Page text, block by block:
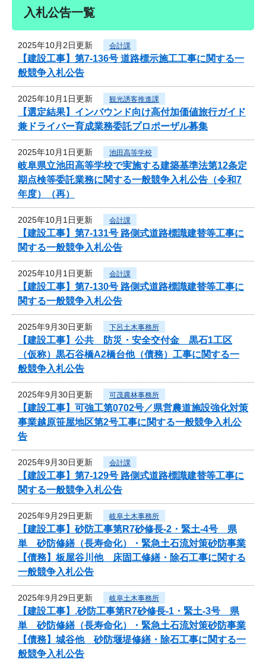
入札公告一覧
2025年10月2日更新 会計課
【建設工事】第7-136号 道路標示施工工事に関する一
般競争入札公告
2025年10月1日更新 観光誘客推進課
【選定結果】インバウンド向け高付加価値旅行ガイド
兼ドライバー育成業務委託プロポーザル募集
2025年10月1日更新 池田高等学校
岐阜県立池田高等学校で実施する建築基準法第12条定
期点検等委託業務に関する一般競争入札公告（令和7
年度）（再）
2025年10月1日更新 会計課
【建設工事】第7-131号 路側式道路標識建替等工事に
関する一般競争入札公告
2025年10月1日更新 会計課
【建設工事】第7-130号 路側式道路標識建替等工事に
関する一般競争入札公告
2025年9月30日更新 下呂土木事務所
【建設工事】公共 防災・安全交付金 黒石1工区
（仮称）黒石谷橋A2橋台他（債務）工事に関する一
般競争入札公告
2025年9月30日更新 可茂農林事務所
【建設工事】可強工第0702号／県営農道施設強化対策
事業越原笹屋地区第2号工事に関する一般競争入札公
告
2025年9月30日更新 会計課
【建設工事】第7-129号 路側式道路標識建替等工事に
関する一般競争入札公告
2025年9月29日更新 岐阜土木事務所
【建設工事】砂防工事第R7砂修長-2・緊土-4号 県
単 砂防修繕（長寿命化）・緊急土石流対策砂防事業
【債務】板屋谷川他 床固工修繕・除石工事に関する
一般競争入札公告
2025年9月29日更新 岐阜土木事務所
【建設工事】.砂防工事第R7砂修長-1・緊土-3号 県
単 砂防修繕（長寿命化）・緊急土石流対策砂防事業
【債務】城谷他 砂防堰堤修繕・除石工事に関する一
般競争入札公告